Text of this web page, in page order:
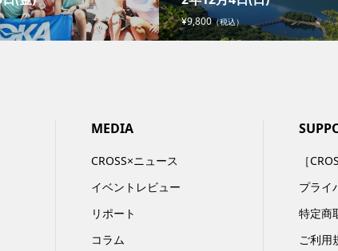
¥9,800（税込）
MEDIA
CROSS×ニュース
イベントレビュー
リポート
コラム
［
プライ
特定商
ご利用